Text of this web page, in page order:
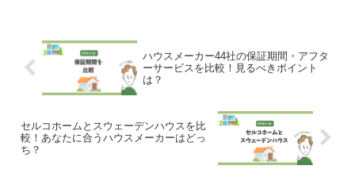
ハウスメーカー44社の保証期間・アフタ
ーサービスを比較！見るべきポイント
は？
セルコホームとスウェーデンハウスを比
較！あなたに合うハウスメーカーはどっ
ち？